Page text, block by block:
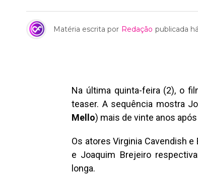
Matéria escrita por Redação publicada há
Na última quinta-feira (2), o
teaser. A sequência mostra
Mello) mais de vinte anos
Os atores Virginia Cavendish
e Joaquim Brejeiro
longa.